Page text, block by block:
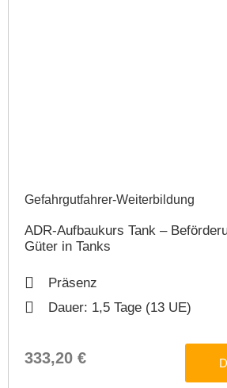
Gefahrgutfahrer-Weiterbildung​
ADR-Aufbaukurs Tank –
Güter in Tanks
Präsenz
Dauer: 1,5 Tage (13 UE)
333,20 €